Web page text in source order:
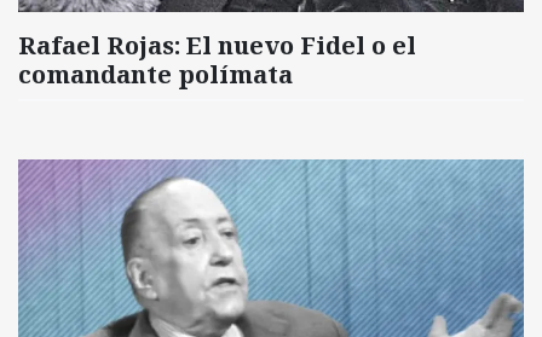
Rafael Rojas: El nuevo Fidel o el
comandante polímata